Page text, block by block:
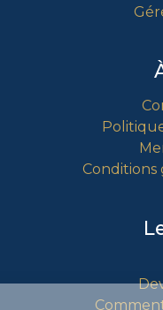
Conditions